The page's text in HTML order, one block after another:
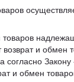
и обмен
согласно
и обмен